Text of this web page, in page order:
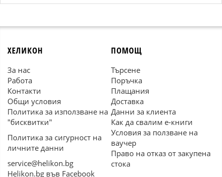
ХЕЛИКОН
За нас
Работа
Контакти
Общи условия
Политика за използване на
"бисквитки"
Политика за сигурност на
личните данни
service@helikon.bg
Helikon.bg във Facebook
ПОМОЩ
Търсене
Поръчка
Плащания
Доставка
Данни за клиента
Как да свалим е-книги
Условия за ползване на
ваучер
Право на отказ от закупена
стока